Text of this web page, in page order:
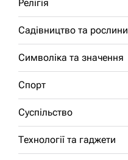
Релігія
Садівництво та рослини
Символіка та значення
Спорт
Суспільство
Технології та гаджети